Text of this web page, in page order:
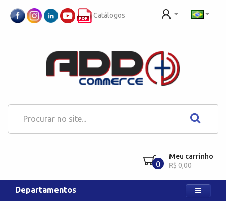
Catálogos
0
Meu carrinho
R$ 0,00
Departamentos